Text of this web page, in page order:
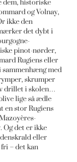
dem, historiske
og Volnay,
ikke den
det dybt i
pinot-nørder,
Rugiens eller
sammenhæng med
skrumper
drillet i skolen…
lige så ædle
en stor Rugiens
Og det er ikke
eller
– det kan